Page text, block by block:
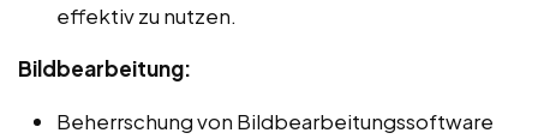
effektiv zu nutzen.
Bildbearbeitung:
Beherrschung von Bildbearbeitungssoftware